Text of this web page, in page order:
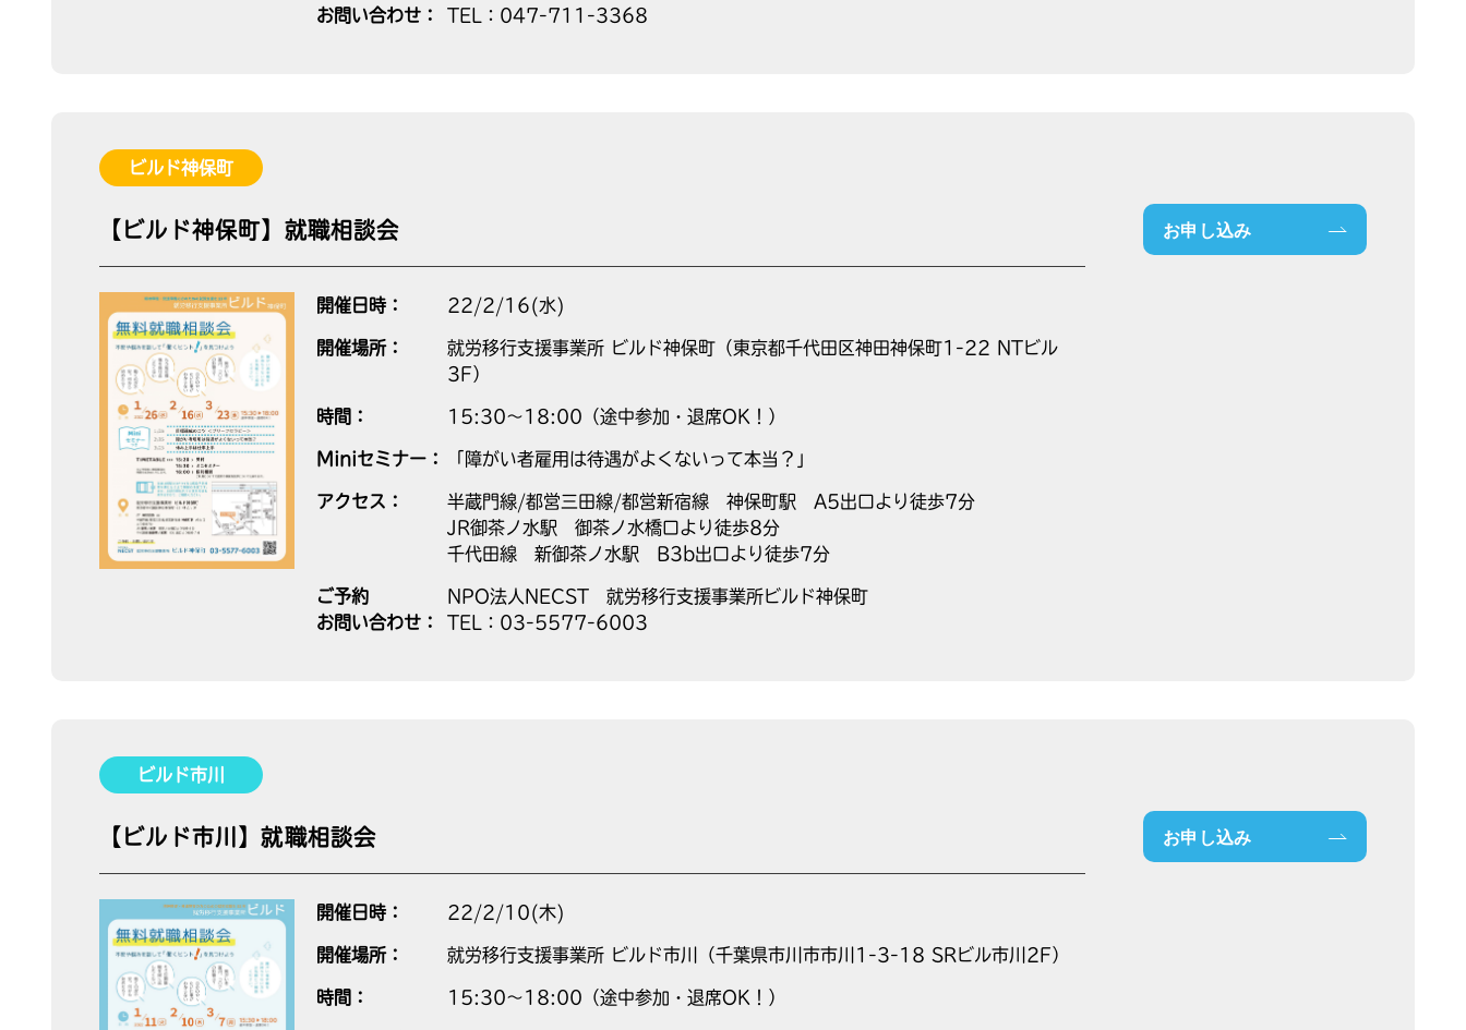
お問い合わせ：
TEL：047-711-3368
ビルド神保町
【ビルド神保町】就職相談会
開催日時： 22/2/16(水)
開催場所：
就労移行支援事業所 ビルド神保町（東京都千代田区神田神保町1-22 NTビル
3F）
時間： 15:30～18:00（途中参加・退席OK！）
Miniセミナー： 「障がい者雇用は待遇がよくないって本当？」
アクセス：
半蔵門線/都営三田線/都営新宿線 神保町駅 A5出口より徒歩7分
JR御茶ノ水駅 御茶ノ水橋口より徒歩8分
千代田線 新御茶ノ水駅 B3b出口より徒歩7分
ご予約
お問い合わせ：
NPO法人NECST 就労移行支援事業所ビルド神保町
TEL：03-5577-6003
お申し込み
ビルド市川
【ビルド市川】就職相談会
開催日時： 22/2/10(木)
開催場所： 就労移行支援事業所 ビルド市川（千葉県市川市市川1-3-18 SRビル市川2F）
時間： 15:30～18:00（途中参加・退席OK！）
お申し込み